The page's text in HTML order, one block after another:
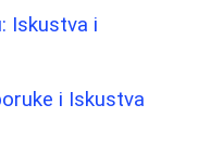
Iskustva i
i Iskustva